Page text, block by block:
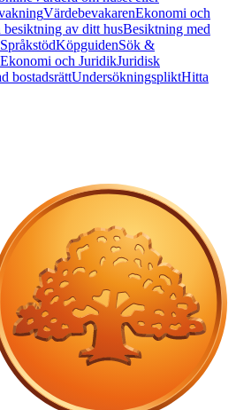
VärdebevakarenEkonomi och
av ditt husBesiktning med
SpråkstödKöpguidenSök &
Ekonomi och JuridikJuridisk
bostadsrättUndersökningspliktHitta